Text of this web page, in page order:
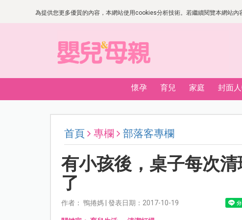
為提供您更多優質的內容，本網站使用cookies分析技術。若繼續閱覽本網站
懷孕 育兒 家庭 封面
首頁 專欄 部落客專欄
有小孩後，桌子每次
了
作者： 鴨捲媽 | 發表日期：2017-10-19